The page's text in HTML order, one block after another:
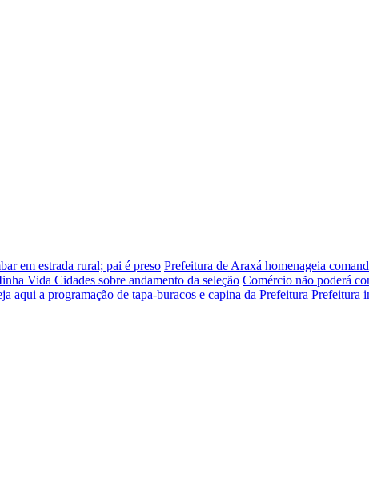
em estrada rural; pai é preso Prefeitura de Araxá homenageia
Vida Cidades sobre andamento da seleção Comércio não poderá
aqui a programação de tapa-buracos e capina da Prefeitura Prefeitura